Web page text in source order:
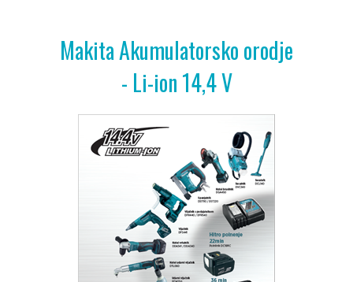
Makita Akumulatorsko orodje
- Li-ion 14,4 V